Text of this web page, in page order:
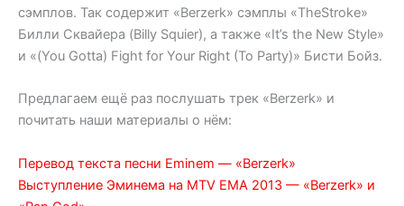
сэмплов. Так содержит «Berzerk» сэмплы «TheStroke»
Билли Сквайера (Billy Squier), а также «It’s the New Style»
и «(You Gotta) Fight for Your Right (To Party)» Бисти Бойз.
Предлагаем ещё раз послушать трек «Berzerk» и
почитать наши материалы о нём:
Перевод текста песни Eminem — «Berzerk»
Выступление Эминема на MTV EMA 2013 — «Berzerk» и